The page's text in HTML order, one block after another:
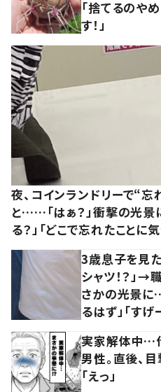
「捨てるのや
す！」
夜、コインランドリーで“忘
と……「はぁ？」衝撃の光景に
る？」「どこで忘れたことに気
3歳息子を見
シャツ！？」
さかの光景に
るはず」「すげ
実家解体中…
男性。直後、
「えっ」